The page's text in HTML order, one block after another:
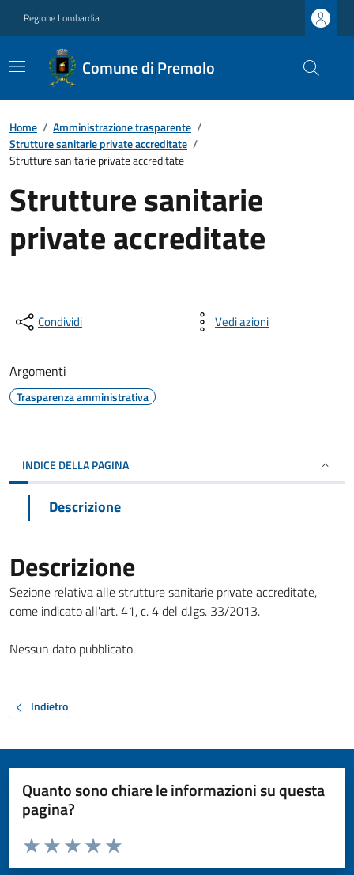
Regione Lombardia
Comune di Premolo
Home / Amministrazione trasparente /
Strutture sanitarie private accreditate /
Strutture sanitarie private accreditate
Strutture sanitarie
private accreditate
Condividi Vedi azioni
Argomenti
Trasparenza amministrativa
INDICE DELLA PAGINA
Descrizione
Descrizione
Sezione relativa alle strutture sanitarie private accreditate,
come indicato all'art. 41, c. 4 del d.lgs. 33/2013.
Nessun dato pubblicato.
Indietro
Quanto sono chiare le informazioni su questa
pagina?
Valuta da 1 a 5 stelle la pagina
Valuta 5 stelle su 5
Valuta 4 stelle su 5
Valuta 3 stelle su 5
Valuta 2 stelle su 5
Valuta 1 stelle su 5